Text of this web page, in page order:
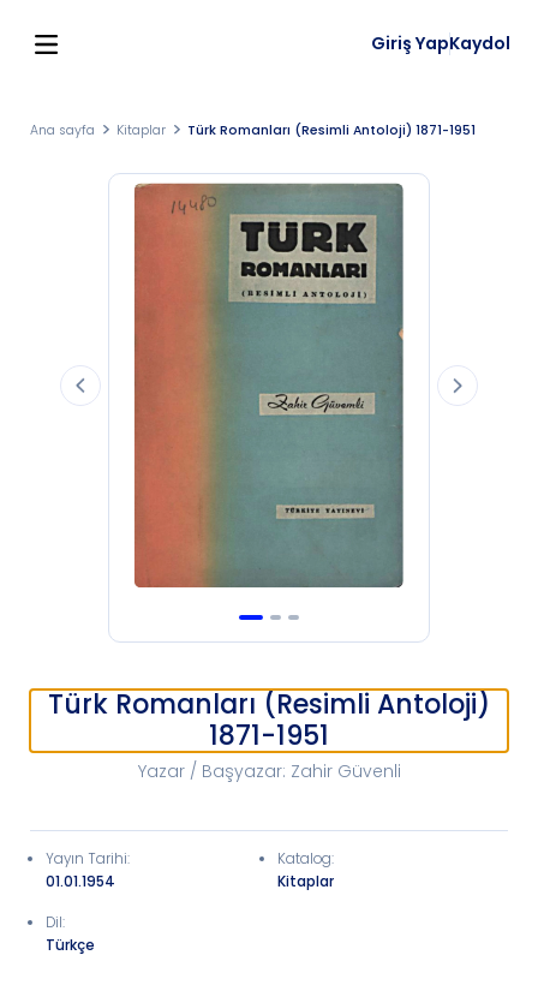
Giriş YapKaydol
Ana sayfa Kitaplar Türk Romanları (Resimli Antoloji) 1871-1951
Türk Romanları (Resimli Antoloji)
1871-1951
Yazar / Başyazar: Zahir Güvenli
Yayın Tarihi:
01.01.1954
Katalog:
Kitaplar
Dil:
Türkçe